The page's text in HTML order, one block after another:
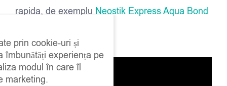
rapida, de exemplu Neostik Express Aqua Bond
Ambalaj: 1 buc
prin cookie-uri și
îmbunătăți experiența pe
modul în care îl
marketing.